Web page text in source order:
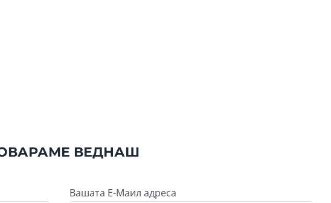
ВЕДНАШ
Вашата Е-Маил адреса